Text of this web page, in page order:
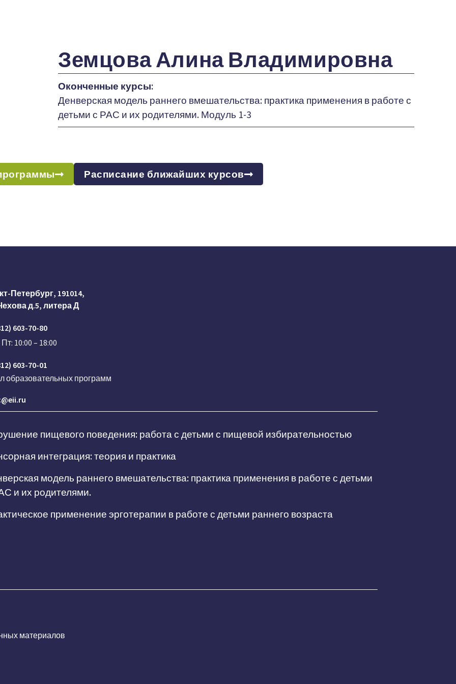
Земцова Алина Владимировна
Оконченные курсы:
Денверская модель раннего вмешательства: практика применения в работе с
детьми с РАС и их родителями. Модуль 1-3
Расписание ближайших курсов
Петербург, 191014,
д.5, литера Д
603-70-80
10:00 – 18:00
603-70-01
образовательных программ
пищевого поведения: работа с детьми с пищевой избирательностью
интеграция: теория и практика
модель раннего вмешательства: практика применения в работе с детьми
и их родителями.
применение эрготерапии в работе с детьми раннего возраста
материалов